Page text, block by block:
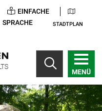
EINFACHE
SPRACHE
STADTPLAN
MENÜ